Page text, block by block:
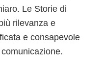
Le Storie di
rilevanza e
e consapevole